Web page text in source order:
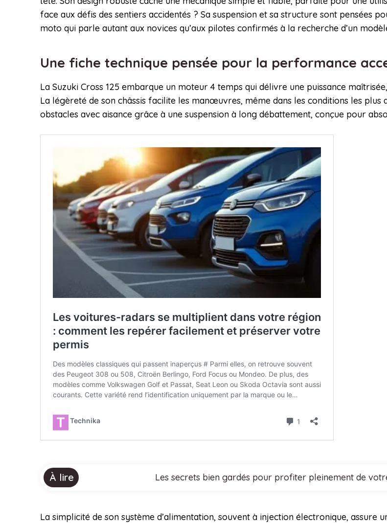
face aux défis des sentiers accidentés ? Sa suspension et sa structure sont pensées
moto qui parle autant aux novices qu’aux pilotes confirmés à la recherche d’un
Une fiche technique pensée pour la performance
La Suzuki Cross 125 embarque un moteur 4 temps qui délivre une puissance
La légèreté de son châssis facilite les manœuvres, même dans les conditions les
obstacles avec aisance grâce à une suspension à long débattement, conçue pour
À lire Les secrets bien gardés pour profiter pleinement de
La simplicité de son système d’alimentation, souvent à injection électronique, assure